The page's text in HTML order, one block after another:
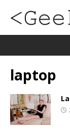
laptop